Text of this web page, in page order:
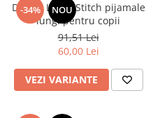
-34% NOU
Disney Lilo și Stitch pijamale
lungi pentru copii
91,51 Lei
60,00 Lei
VEZI VARIANTE